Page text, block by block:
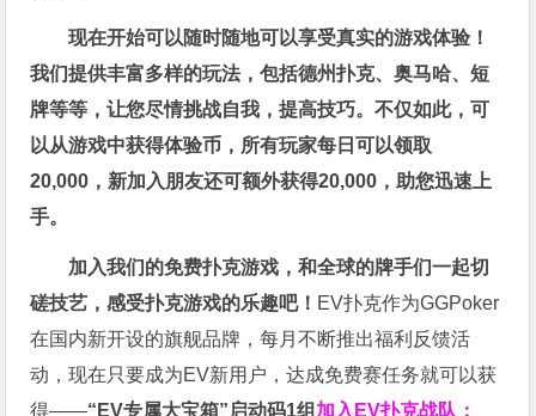
现在开始可以随时随地可以享受真实的游戏体验！
我们提供丰富多样的玩法，包括德州扑克、奥马哈、短
牌等等，让您尽情挑战自我，提高技巧。不仅如此，可
以从游戏中获得体验币，所有玩家每日可以领取
20,000，新加入朋友还可额外获得20,000，助您迅速上
手。
加入我们的免费扑克游戏，和全球的牌手们一起切
磋技艺，感受扑克游戏的乐趣吧！ EV扑克作为GGPoker
在国内新开设的旗舰品牌，每月不断推出福利反馈活
动，现在只要成为EV新用户，达成免费赛任务就可以获
得——“EV专属大宝箱”启动码1组 加入EV扑克战队：